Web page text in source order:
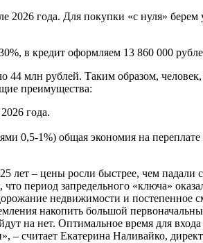
2026 года. Для покупки «с нуля»
в кредит оформляем 13 860 000
44 млн рублей. Таким образом,
преимущества:
года.
0,5-1%) общая экономия на
лет – цены росли быстрее, чем
период запредельного «ключа»
недвижимости и постепенное
накопить большой
на нет. Оптимальное время для
считает Екатерина Наливайко,